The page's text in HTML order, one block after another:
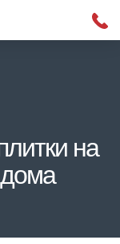
на
дома